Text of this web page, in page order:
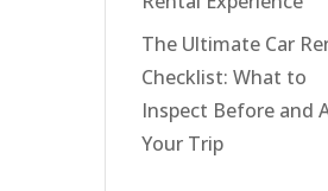
The Ultimate Car
Checklist: What to
Inspect Before and
Your Trip